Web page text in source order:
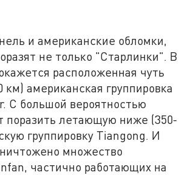
и американские обломки,
не только "Старлинки". В
расположенная чуть
американская группировка
С большой вероятностью
поразить летающую ниже (350-
группировку Tiangong. И
множество
частично работающих на